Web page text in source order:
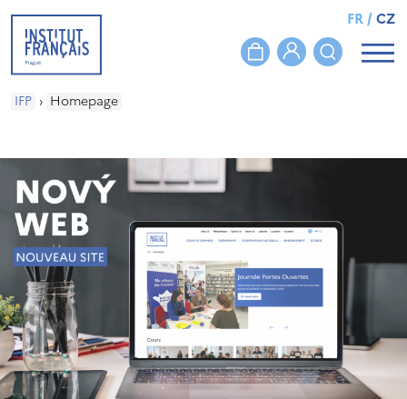
FR/CZ
IFP › Homepage